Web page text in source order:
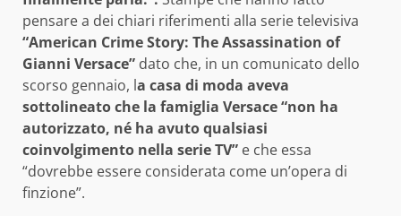
pensare a dei chiari riferimenti alla serie televisiva
“American Crime Story: The Assassination of
Gianni Versace” dato che, in un comunicato dello
scorso gennaio, la casa di moda aveva
sottolineato che la famiglia Versace “non ha
autorizzato, né ha avuto qualsiasi
coinvolgimento nella serie TV” e che essa
“dovrebbe essere considerata come un’opera di
finzione”.